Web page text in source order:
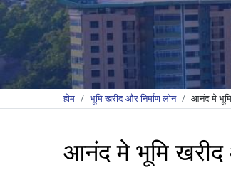
होम भूमि खरीद और निर्माण लोन आनंद मे भूमि
आनंद मे भूमि खरीद